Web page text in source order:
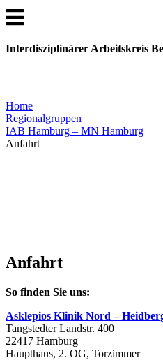
Interdisziplinärer Arbeitskreis
Home
Regionalgruppen
IAB Hamburg – MN Hamburg
Anfahrt
Anfahrt
So finden Sie uns:
Asklepios Klinik Nord –
Tangstedter Landstr. 400
22417 Hamburg
Haupthaus, 2. OG, Torzimmer